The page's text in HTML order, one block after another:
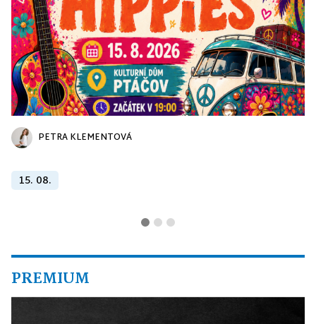
PETRA KLEMENTOVÁ
15. 08.
PREMIUM